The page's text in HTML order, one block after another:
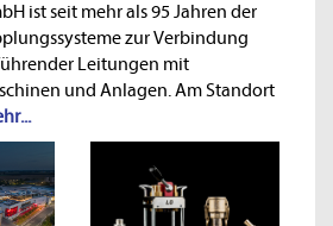
ist seit mehr als 95 Jahren der
zur Verbindung
Leitungen mit
und Anlagen. Am Standort